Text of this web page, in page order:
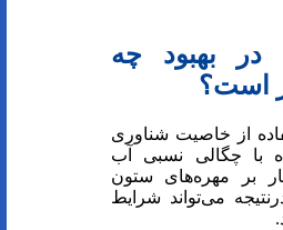
در بهبود چه
است؟
از خاصیت شناوری
با چگالی نسبی آب
بر مهره‌های ستون
می‌تواند شرایط